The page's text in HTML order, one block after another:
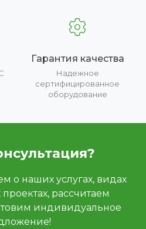
Гарантия качества
Надежное
сертифицированное
оборудование
о наших услугах, видах
рассчитаем
индивидуальное